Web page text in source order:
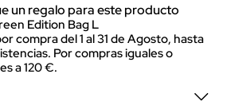
un regalo para este producto
Edition Bag L
compra del 1 al 31 de Agosto, hasta
Por compras iguales o
a 120 €.